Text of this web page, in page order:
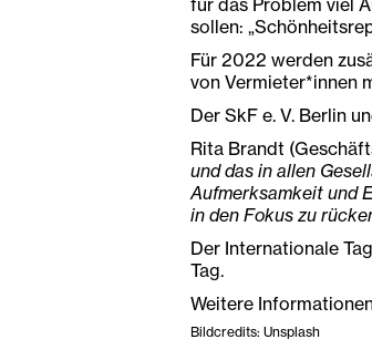
für das Problem viel
sollen:
Für 2022 werden
von Vermieter*innen
Der SkF e. V. Berlin
Rita Brandt
und das in allen
Aufmerksamkeit und
in den Fokus zu
Der Internationale
Tag.
Weitere
Bildcredits: Unsplash